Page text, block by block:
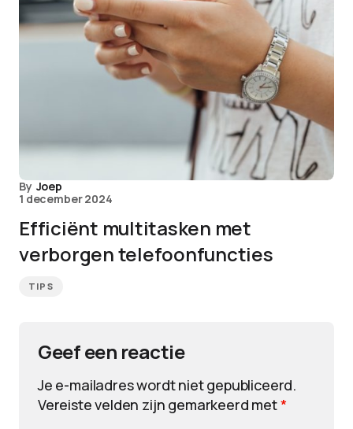
By Joep
1 december 2024
Efficiënt multitasken met
verborgen telefoonfuncties
TIPS
Geef een reactie
Je e-mailadres wordt niet gepubliceerd.
Vereiste velden zijn gemarkeerd met*